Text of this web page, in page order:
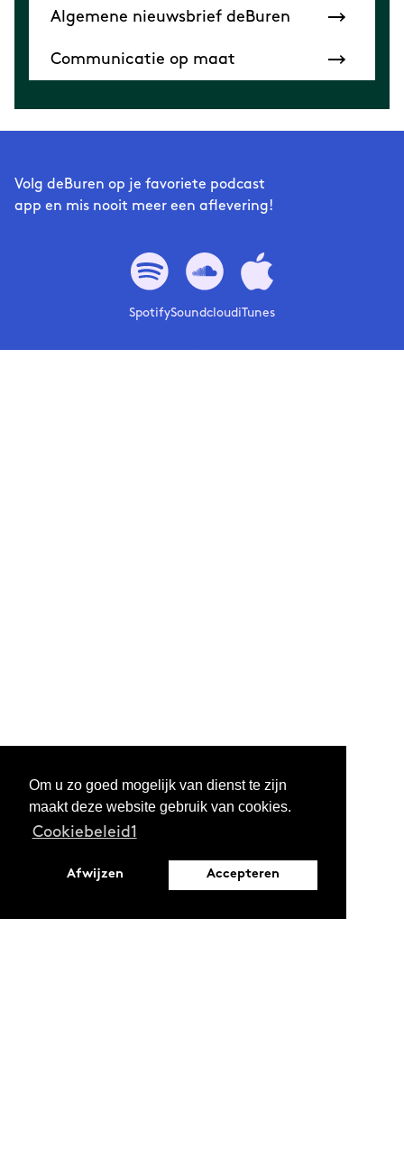
Om u zo goed mogelijk van dienst te zijn
maakt deze website gebruik van cookies.
Cookiebeleid1
Afwijzen Accepteren
Algemene nieuwsbrief deBuren
Communicatie op maat
Volg deBuren op je favoriete podcast
app en mis nooit meer een aflevering!
SpotifySoundcloud iTunes